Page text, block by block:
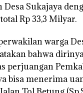
Sukajaya
Rp 33,3 Milyar.
warga
bahwa
perjuangan
bisa menerima